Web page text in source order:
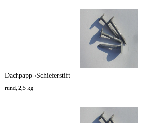
Dachpapp-/Schieferstift
rund, 2,5 kg